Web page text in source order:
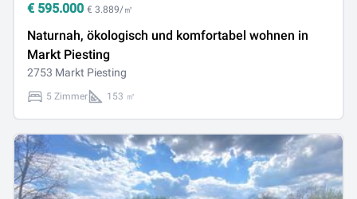
€ 595.000 € 3.889/㎡
Naturnah, ökologisch und komfortabel wohnen in
Markt Piesting
2753 Markt Piesting
5 Zimmer 153 ㎡